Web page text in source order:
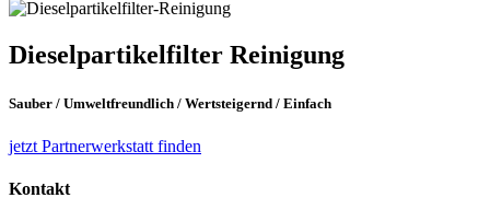
Dieselpartikelfilter Reinigung
Sauber / Umweltfreundlich / Wertsteigernd / Einfach
jetzt Partnerwerkstatt finden
Kontakt